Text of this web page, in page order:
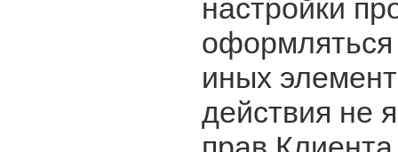
настройки
иных
действия не